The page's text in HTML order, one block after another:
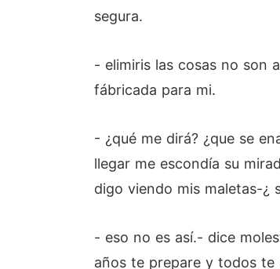
segura.
- elimiris las cosas no son
fábricada para mi.
- ¿qué me dirá? ¿que se
llegar me escondía su
digo viendo mis maletas-¿
- eso no es así.- dice
años te prepare y todos te